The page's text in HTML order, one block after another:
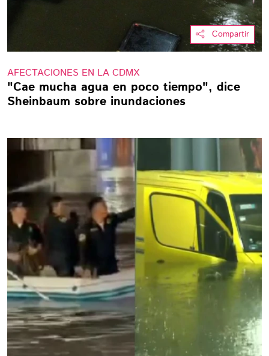
Compartir
AFECTACIONES EN LA CDMX
"Cae mucha agua en poco tiempo", dice
Sheinbaum sobre inundaciones